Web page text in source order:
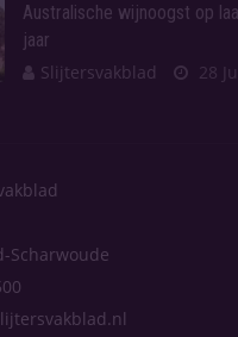
Australische wijnoogst op
jaar
Slijtersvakblad
28
Scharwoude